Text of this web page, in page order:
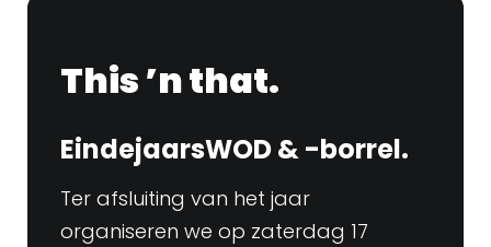
This ’n that.
EindejaarsWOD & -borrel.
Ter afsluiting van het jaar
organiseren we op zaterdag 17